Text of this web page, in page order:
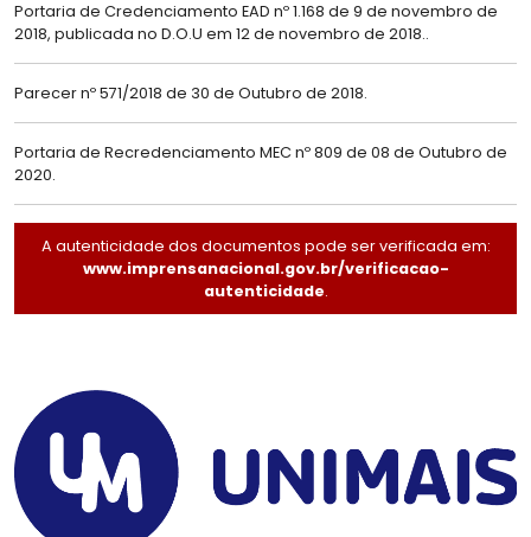
Portaria de Credenciamento EAD nº 1.168 de 9 de novembro de
2018, publicada no D.O.U em 12 de novembro de 2018..
Parecer nº 571/2018 de 30 de Outubro de 2018.
Portaria de Recredenciamento MEC nº 809 de 08 de Outubro de
2020.
A autenticidade dos documentos pode ser verificada em:
www.imprensanacional.gov.br/verificacao-
autenticidade.